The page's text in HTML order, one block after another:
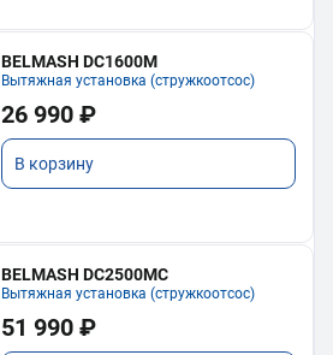
BELMASH DC1600M
Вытяжная установка (стружкоотсос)
26 990 ₽
В корзину
BELMASH DC2500MC
Вытяжная установка (стружкоотсос)
51 990 ₽